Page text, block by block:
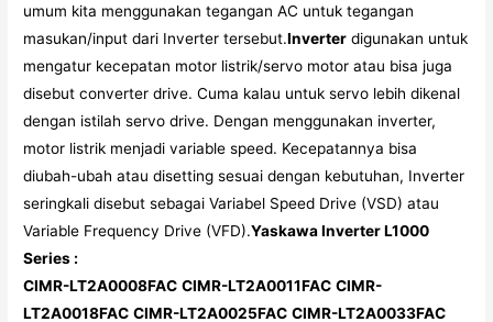
umum kita menggunakan tegangan AC untuk tegangan
masukan/input dari Inverter tersebut.Inverter digunakan untuk
mengatur kecepatan motor listrik/servo motor atau bisa juga
disebut converter drive. Cuma kalau untuk servo lebih dikenal
dengan istilah servo drive. Dengan menggunakan inverter,
motor listrik menjadi variable speed. Kecepatannya bisa
diubah-ubah atau disetting sesuai dengan kebutuhan, Inverter
seringkali disebut sebagai Variabel Speed Drive (VSD) atau
Variable Frequency Drive (VFD).Yaskawa Inverter L1000
Series :
CIMR-LT2A0008FAC CIMR-LT2A0011FAC CIMR-
LT2A0018FAC CIMR-LT2A0025FAC CIMR-LT2A0033FAC